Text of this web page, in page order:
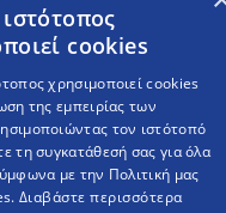
cookies
χρησιμοποιεί cookies
της εμπειρίας των
τον ιστότοπό
τη συγκατάθεσή σας για όλα
με την Πολιτική μας
Διαβάστε περισσότερα